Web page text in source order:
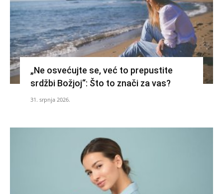
„Ne osvećujte se, već to prepustite
srdžbi Božjoj“: Što to znači za vas?
31. srpnja 2026.